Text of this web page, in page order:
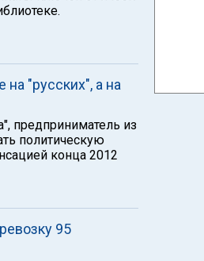
"русских", а на
предприниматель из
политическую
конца 2012
95